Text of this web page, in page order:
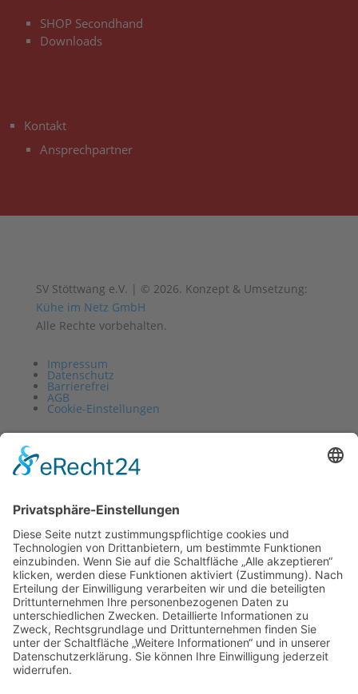
SHOP Secondhand
Downloads
Kontakt
Ansprechpartner
SV Stöttwang e.V. | © 2026. Konzept & Umsetzung:
Kühe im Netz GmbH
Alle Rechte vorbehalten.
Impressum
Datenschutz
Barrierefrei
AGB
Cookie-Einstellungen
Vertrag widerrufen
Impressum
Datenschutz
Barrierefrei
AGB
Cookie-Einstellungen